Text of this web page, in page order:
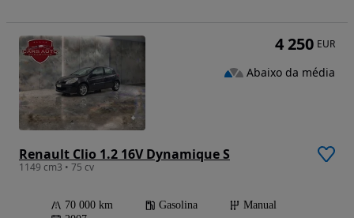
Renault Clio 1.2 16V Dynamique S
1149 cm3 • 75 cv
70 000 km Gasolina
Manual
4 250 EUR
Abaixo da média